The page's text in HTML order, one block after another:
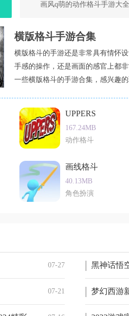
画风q萌的动作格斗手游大全
横版格斗手游合集
横版格斗的手游还是非常具有情怀
手感的操作，还是画面的感官上都
一些横版格斗的手游合集，感兴趣的
UPPERS
167.24MB
动作格斗
画线格斗
40.13MB
角色扮演
07-27 黑神话悟
07-21 梦幻西游